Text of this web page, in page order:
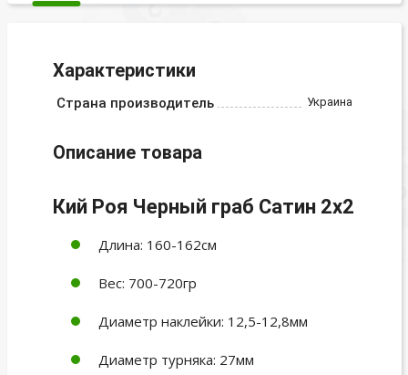
Характеристики
Страна производитель Украина
Описание товара
Кий Роя Черный граб Сатин 2х2
Длина: 160-162см
Вес: 700-720гр
Диаметр наклейки: 12,5-12,8мм
Диаметр турняка: 27мм